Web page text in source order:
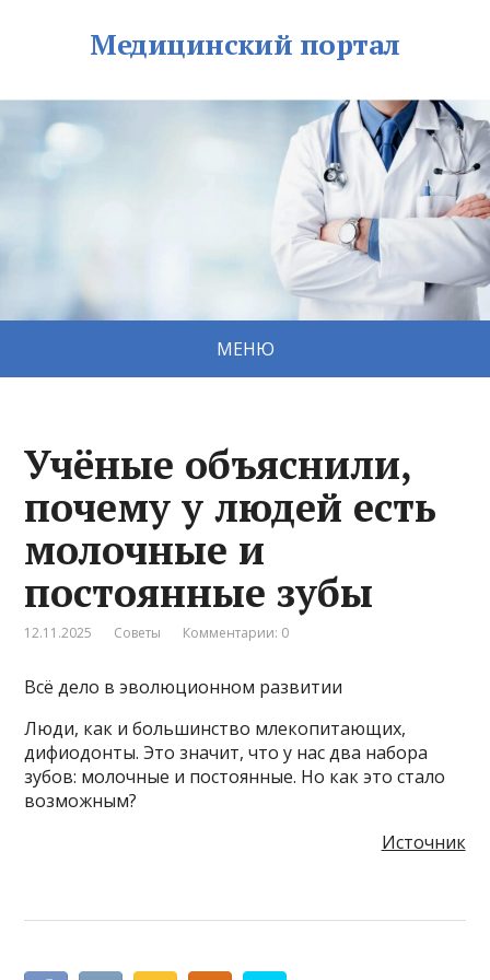
Медицинский портал
МЕНЮ
Учёные объяснили,
почему у людей есть
молочные и
постоянные зубы
12.11.2025 Советы Комментарии: 0
Всё дело в эволюционном развитии
Люди, как и большинство млекопитающих,
дифиодонты. Это значит, что у нас два набора
зубов: молочные и постоянные. Но как это стало
возможным?
Источник